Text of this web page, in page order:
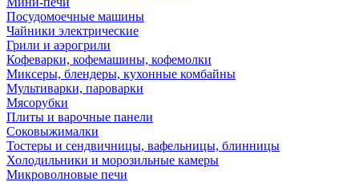
Посудомоечные машины
Чайники электрические
Грили и аэрогрили
Кофеварки, кофемашины, кофемолки
Миксеры, блендеры, кухонные комбайны
Мультиварки, пароварки
Мясорубки
Плиты и варочные панели
Соковыжималки
Тостеры и сендвичницы, вафельницы, блинницы
Холодильники и морозильные камеры
Микроволновые печи